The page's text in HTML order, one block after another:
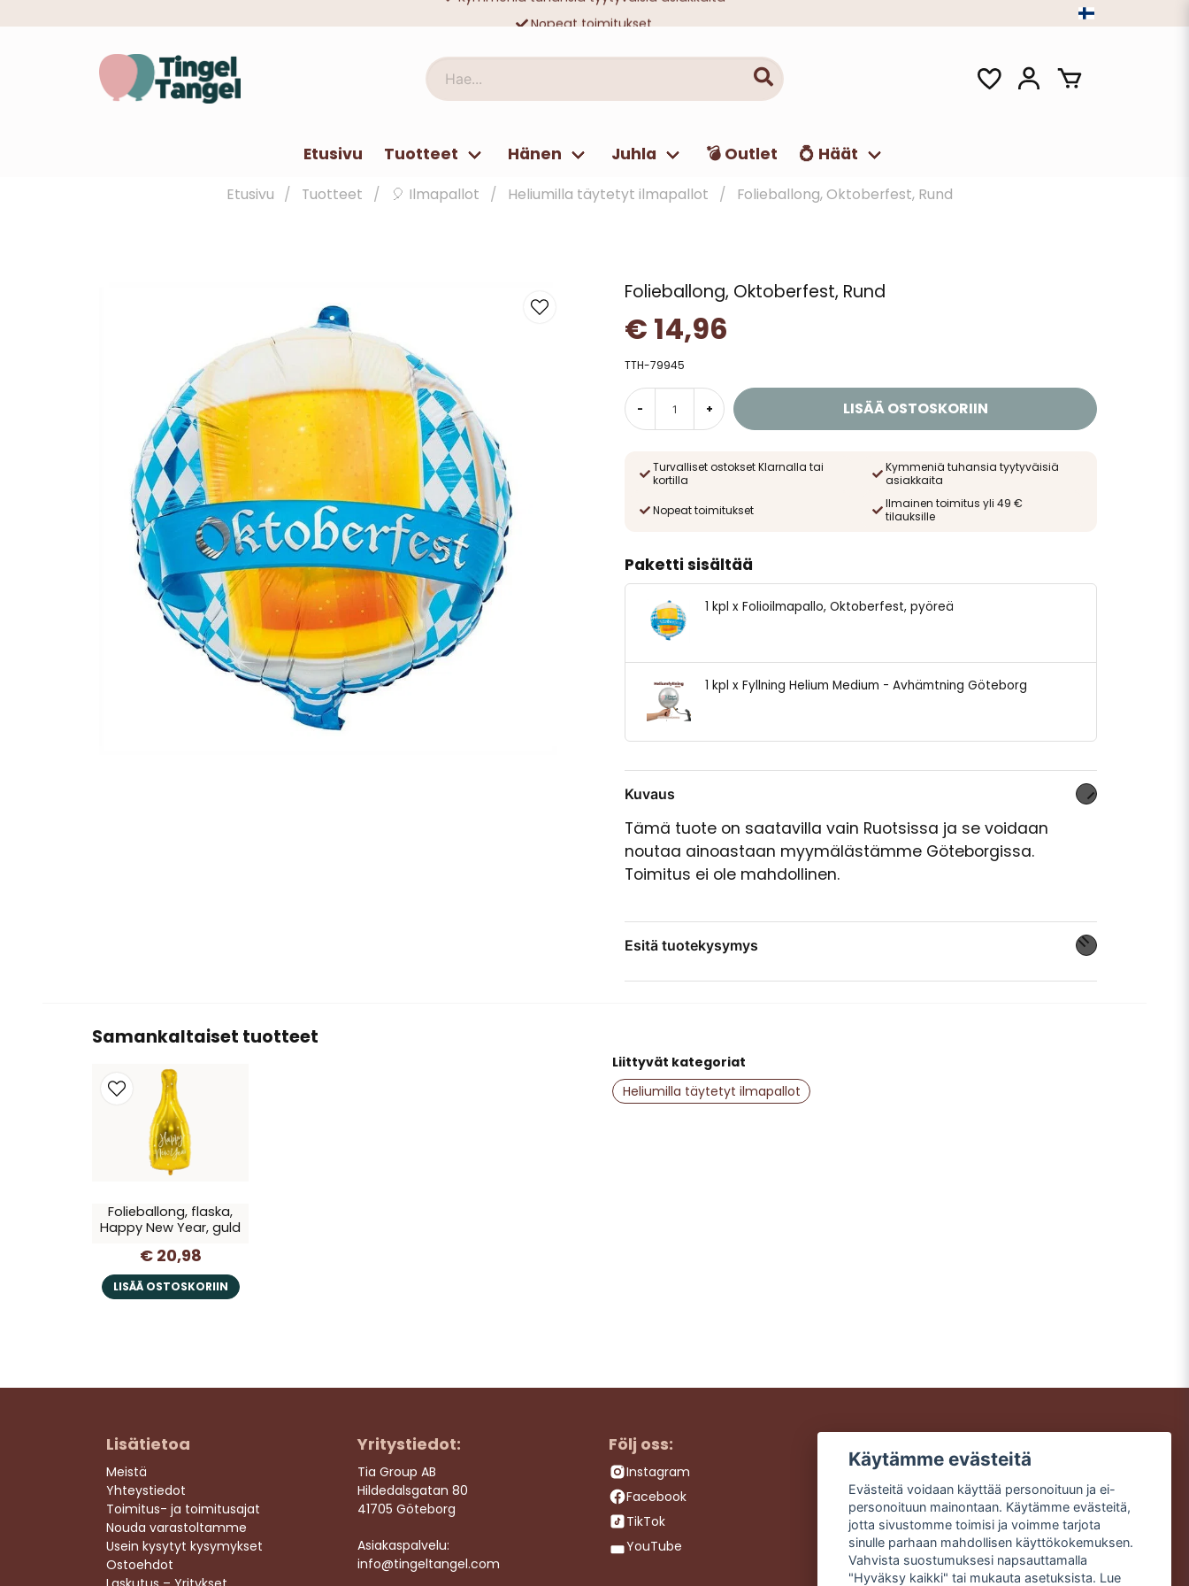
Hae...
Etusivu Tuotteet Hänen Juhla 💣 Outlet 💍 Häät
Etusivu Tuotteet 🎈 Ilmapallot Heliumilla täytetyt ilmapallot Folieballong, Oktoberfest, Rund
Folieballong, Oktoberfest, Rund
€ 14,96
TTH-79945
- + LISÄÄ OSTOSKORIIN
Turvalliset ostokset Klarnalla tai
kortilla
Kymmeniä tuhansia tyytyväisiä
asiakkaita
Nopeat toimitukset
Ilmainen toimitus yli 49 €
tilauksille
Paketti sisältää
1 kpl x Folioilmapallo, Oktoberfest, pyöreä
1 kpl x Fyllning Helium Medium - Avhämtning Göteborg
Kuvaus
Tämä tuote on saatavilla vain Ruotsissa ja se voidaan
noutaa ainoastaan myymälästämme Göteborgissa.
Toimitus ei ole mahdollinen.
Esitä tuotekysymys
name
Nimi
Samankaltaiset tuotteet
Folieballong, flaska,
Happy New Year, guld
€ 20,98
LISÄÄ OSTOSKORIIN
Liittyvät kategoriat
Heliumilla täytetyt ilmapallot
Lisätietoa
Meistä
Yhteystiedot
Toimitus- ja toimitusajat
Nouda varastoltamme
Usein kysytyt kysymykset
Ostoehdot
Yritystiedot:
Tia Group AB
Hildedalsgatan 80
41705 Göteborg
Asiakaspalvelu:
info@tingeltangel.com
Följ oss:
Instagram
Facebook
TikTok
YouTube
Nopeat toimitukset
Turvalliset ostokset
Ilmainen toimitus yli 49 €
tilauksiin
Käytämme evästeitä
Evästeitä voidaan käyttää personoituun ja ei-
personoituun mainontaan. Käytämme evästeitä,
jotta sivustomme toimisi ja voimme tarjota
sinulle parhaan mahdollisen käyttökokemuksen.
Vahvista suostumuksesi napsauttamalla
"Hyväksy kaikki" tai mukauta asetuksista. Lue